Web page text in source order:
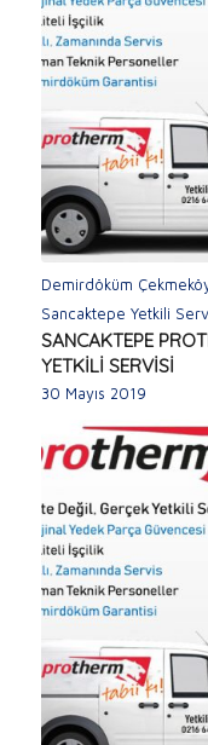
Demirdöküm
Sancaktepe Yetkili
SANCAKTEPE
YETKİLİ SERVİSİ
30 Mayıs 2019